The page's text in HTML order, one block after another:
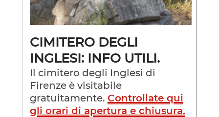
CIMITERO DEGLI
INGLESI: INFO UTILI.
Il cimitero degli Inglesi di
Firenze è visitabile
gratuitamente. Controllate qui
gli orari di apertura e chiusura.